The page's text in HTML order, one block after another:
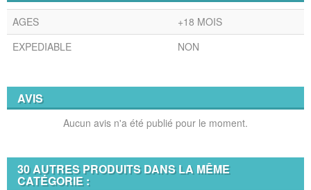
AGES
+18 MOIS
EXPEDIABLE
NON
AVIS
Aucun avis n'a été publié pour le moment.
30 AUTRES PRODUITS DANS LA MÊME
CATÉGORIE :